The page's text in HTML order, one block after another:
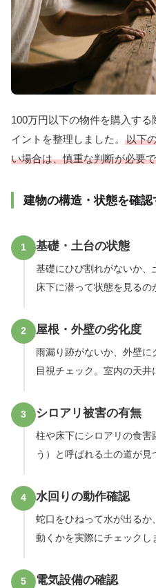
100万円以下の物件を購入す
イントを整理しました。
以下
い場合は、慎重な判断が必要
建物の構造・状態を確認
1 基礎・土台の状態
基礎にひび割れがないか、
床下に潜って状態を見るの
2 屋根・外壁の劣化度
雨漏り跡がないか、外壁に
目視チェック。室内の天井
3 シロアリ被害の有無
柱や床下にシロアリの食
う）と呼ばれる土の道が見
4 水回りの動作確認
蛇口をひねって水が出る
動くかを実際にチェックし
5 電気設備の確認